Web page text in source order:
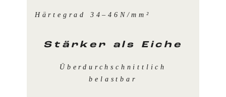
Härtegrad 34–46N/mm²
Stärker als Eiche
Überdurchschnittlich
belastbar